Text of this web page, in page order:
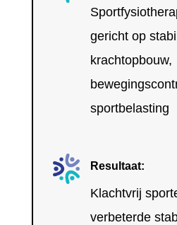
gericht op
krachtopbouw,
sportbelasting
Resultaat:
Klachtvrij
verbeterde